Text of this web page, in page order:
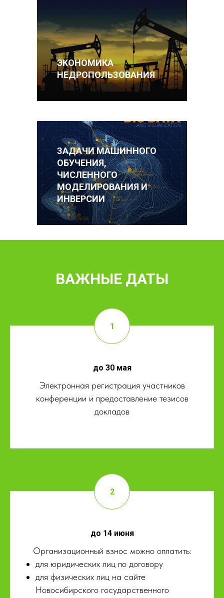
ЭКОНОМИКА
НЕДРОПОЛЬЗОВАНИЯ
ЗАДАЧИ МАШИННОГО
ОБУЧЕНИЯ,
ЧИСЛЕННОГО
МОДЕЛИРОВАНИЯ И
ИНВЕРСИИ
ВАЖНЫЕ ДАТЫ
до 30 мая
Электронная регистрация участников
конференции и предоставление тезисов
докладов
до 14 июня
Организационный взнос можно оплатить:
для юридических лиц по договору
для физических лиц на сайте
Новосибирского государственного